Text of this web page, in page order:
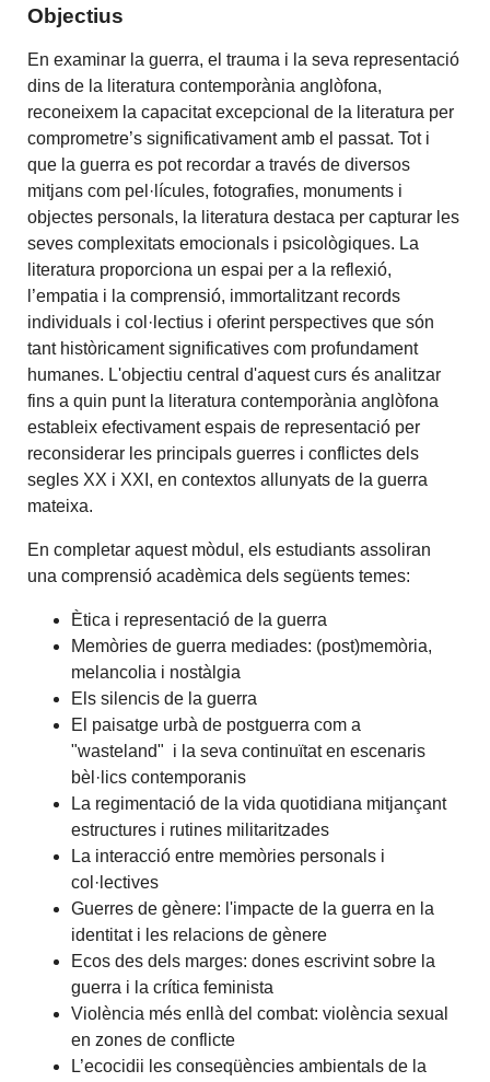
Objectius
En examinar la guerra, el trauma i la seva representació
dins de la literatura contemporània anglòfona,
reconeixem la capacitat excepcional de la literatura per
comprometre’s significativament amb el passat. Tot i
que la guerra es pot recordar a través de diversos
mitjans com pel·lícules, fotografies, monuments i
objectes personals, la literatura destaca per capturar les
seves complexitats emocionals i psicològiques. La
literatura proporciona un espai per a la reflexió,
l’empatia i la comprensió, immortalitzant records
individuals i col·lectius i oferint perspectives que són
tant històricament significatives com profundament
humanes. L'objectiu central d'aquest curs és analitzar
fins a quin punt la literatura contemporània anglòfona
estableix efectivament espais de representació per
reconsiderar les principals guerres i conflictes dels
segles XX i XXI, en contextos allunyats de la guerra
mateixa.
En completar aquest mòdul, els estudiants assoliran
una comprensió acadèmica dels següents temes:
Ètica i representació de la guerra
Memòries de guerra mediades: (post)memòria,
melancolia i nostàlgia
Els silencis de la guerra
El paisatge urbà de postguerra com a
"wasteland" i la seva continuïtat en escenaris
bèl·lics contemporanis
La regimentació de la vida quotidiana mitjançant
estructures i rutines militaritzades
La interacció entre memòries personals i
col·lectives
Guerres de gènere: l'impacte de la guerra en la
identitat i les relacions de gènere
Ecos des dels marges: dones escrivint sobre la
guerra i la crítica feminista
Violència més enllà del combat: violència sexual
en zones de conflicte
L’ecocidii les conseqüències ambientals de la